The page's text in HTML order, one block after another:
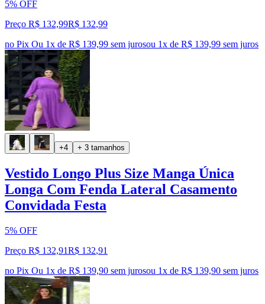
5% OFF
Preço R$ 132,99R$ 132,99
no Pix Ou 1x de R$ 139,99 sem jurosou 1x de R$ 139,99 sem juros
+4 + 3 tamanhos
Vestido Longo Plus Size Manga Única
Longa Com Fenda Lateral Casamento
Convidada Festa
5% OFF
Preço R$ 132,91R$ 132,91
no Pix Ou 1x de R$ 139,90 sem jurosou 1x de R$ 139,90 sem juros